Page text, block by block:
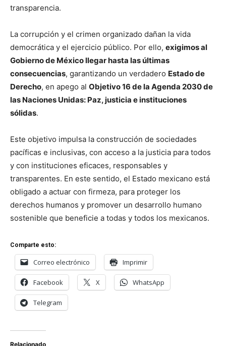
transparencia.
La corrupción y el crimen organizado dañan la vida
democrática y el ejercicio público. Por ello, exigimos al
Gobierno de México llegar hasta las últimas
consecuencias, garantizando un verdadero Estado de
Derecho, en apego al Objetivo 16 de la Agenda 2030 de
las Naciones Unidas: Paz, justicia e instituciones
sólidas.
Este objetivo impulsa la construcción de sociedades
pacíficas e inclusivas, con acceso a la justicia para todos
y con instituciones eficaces, responsables y
transparentes. En este sentido, el Estado mexicano está
obligado a actuar con firmeza, para proteger los
derechos humanos y promover un desarrollo humano
sostenible que beneficie a todas y todos los mexicanos.
Comparte esto:
Correo electrónico Imprimir
Facebook X WhatsApp
Telegram
Relacionado